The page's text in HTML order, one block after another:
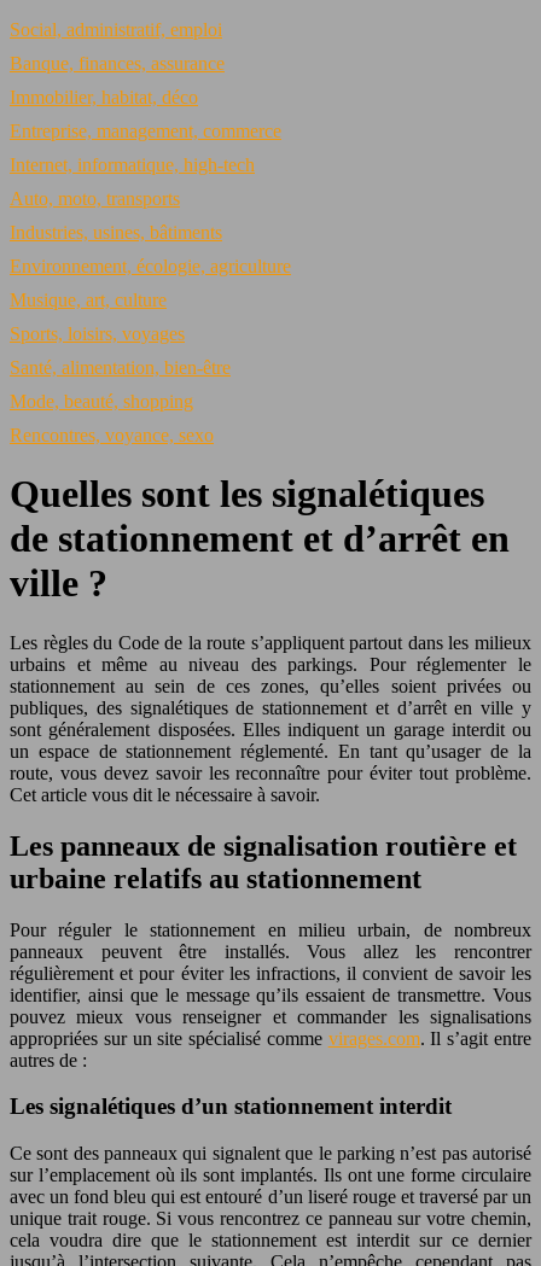
Social, administratif, emploi
Banque, finances, assurance
Immobilier, habitat, déco
Entreprise, management, commerce
Internet, informatique, high-tech
Auto, moto, transports
Industries, usines, bâtiments
Environnement, écologie, agriculture
Musique, art, culture
Sports, loisirs, voyages
Santé, alimentation, bien-être
Mode, beauté, shopping
Rencontres, voyance, sexo
Quelles sont les signalétiques
de stationnement et d’arrêt en
ville ?
Les règles du Code de la route s’appliquent partout dans les milieux
urbains et même au niveau des parkings. Pour réglementer le
stationnement au sein de ces zones, qu’elles soient privées ou
publiques, des signalétiques de stationnement et d’arrêt en ville y
sont généralement disposées. Elles indiquent un garage interdit ou
un espace de stationnement réglementé. En tant qu’usager de la
route, vous devez savoir les reconnaître pour éviter tout problème.
Cet article vous dit le nécessaire à savoir.
Les panneaux de signalisation routière et
urbaine relatifs au stationnement
Pour réguler le stationnement en milieu urbain, de nombreux
panneaux peuvent être installés. Vous allez les rencontrer
régulièrement et pour éviter les infractions, il convient de savoir les
identifier, ainsi que le message qu’ils essaient de transmettre. Vous
pouvez mieux vous renseigner et commander les signalisations
appropriées sur un site spécialisé comme virages.com. Il s’agit entre
autres de :
Les signalétiques d’un stationnement interdit
Ce sont des panneaux qui signalent que le parking n’est pas autorisé
sur l’emplacement où ils sont implantés. Ils ont une forme circulaire
avec un fond bleu qui est entouré d’un liseré rouge et traversé par un
unique trait rouge. Si vous rencontrez ce panneau sur votre chemin,
cela voudra dire que le stationnement est interdit sur ce dernier